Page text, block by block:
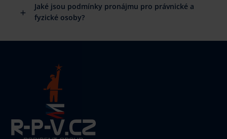
Jaké jsou podmínky pronájmu pro právnické a
fyzické osoby?